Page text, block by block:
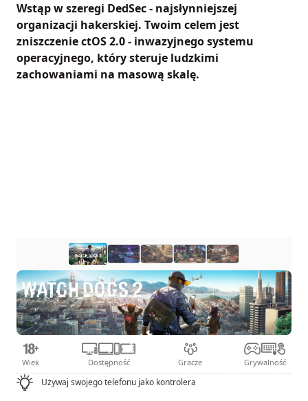
Wstąp w szeregi DedSec - najsłynniejszej
organizacji hakerskiej. Twoim celem jest
zniszczenie ctOS 2.0 - inwazyjnego systemu
operacyjnego, który steruje ludzkimi
zachowaniami na masową skalę.
Wiek Dostępność Gracze Grywalność
Używaj swojego telefonu jako kontrolera